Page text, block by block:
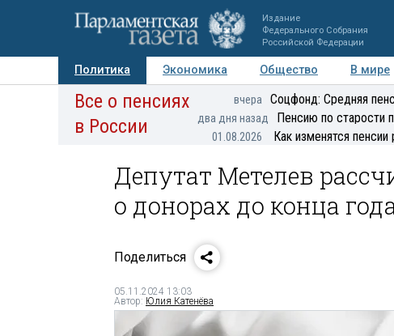
Издание
Федерального Собрания
Российской Федерации
Политика Экономика Общество В мире
Авторы Персоны Мнения Регионы
Все о пенсиях
в России
вчера Соцфонд: Средняя
два дня назад Пенсию по старости
01.08.2026 Как изменятся
Депутат Метелев
о донорах до конца
Поделиться
05.11.2024 13:03
Автор: Юлия Катенёва